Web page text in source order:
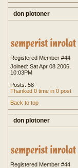
don plotoner
Registered Member #44
Joined: Sat Apr 08 2006,
10:03PM
Posts: 58
Thanked 0 time in 0 post
Back to top
don plotoner
Registered Member #44